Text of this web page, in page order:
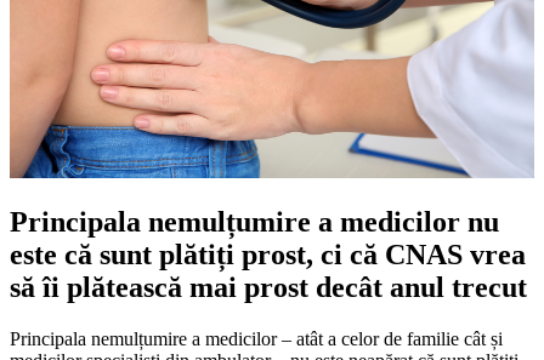
Principala nemulțumire a medicilor nu
este că sunt plătiți prost, ci că CNAS vrea
să îi plătească mai prost decât anul trecut
Principala nemulțumire a medicilor – atât a celor de familie cât și